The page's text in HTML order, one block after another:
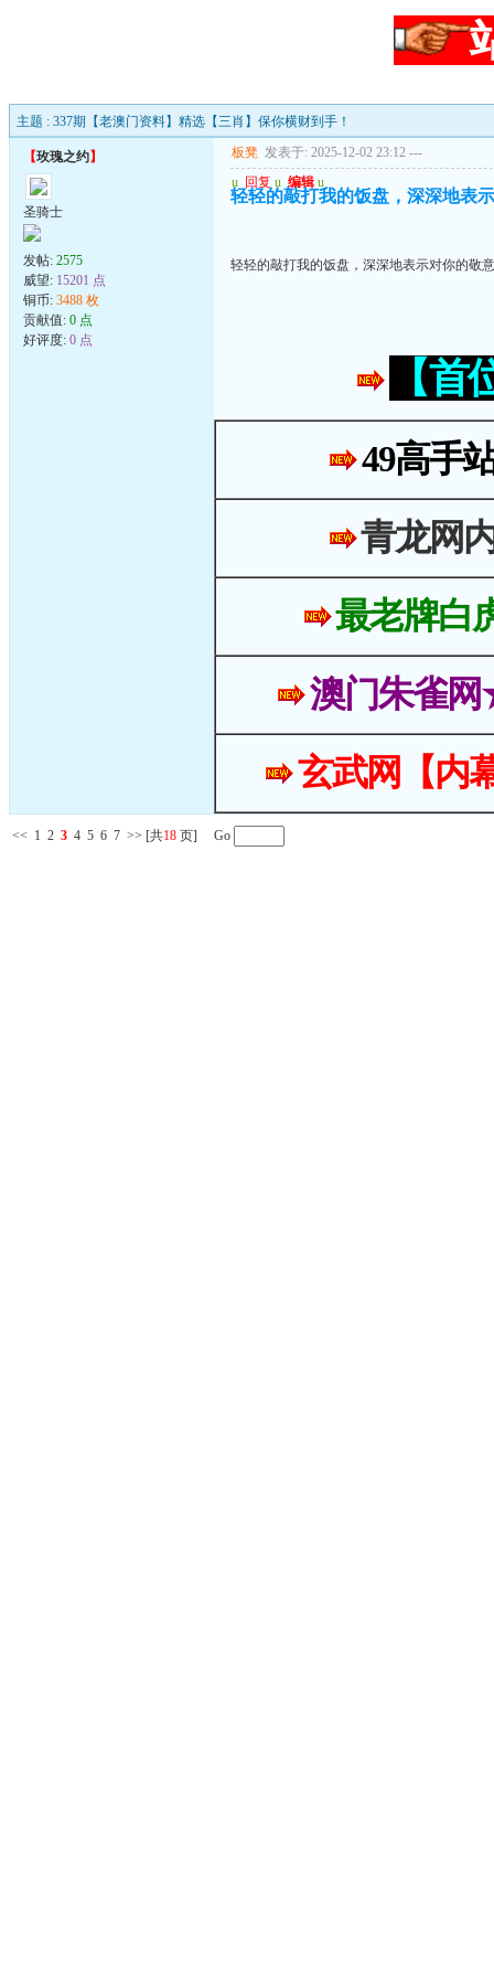
主题 : 337期【老澳门资料】精选【三肖】保你横财到手！
【玫瑰之约】
圣骑士
发帖: 2575
威望: 15201 点
铜币: 3488 枚
贡献值: 0 点
好评度: 0 点
板凳 发表于: 2025-12-02 23:12 ---
u 回复 u 编辑 u
轻轻的敲打我的饭盘，深深地表
轻轻的敲打我的饭盘，深深地表示对你的敬
【
49高手
青龙网
最老牌白
澳门朱雀
玄武网【内
<< 1 2 3 4 5 6 7 >> [共18 页] Go